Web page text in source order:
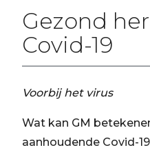
Gezond
Covid-19
Voorbij het virus
Wat kan GM
aanhoudende Covid-